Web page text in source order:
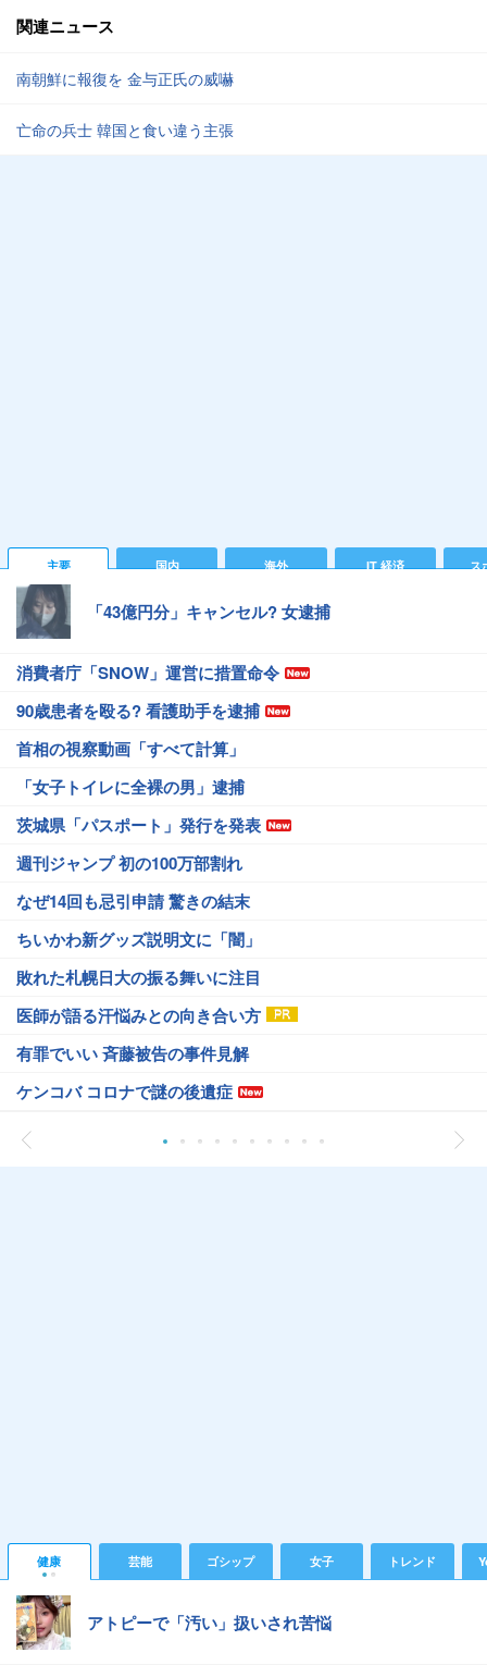
関連ニュース
南朝鮮に報復を 金与正氏の威嚇
亡命の兵士 韓国と食い違う主張
主要 国内 海外 IT 経済 ス
「43億円分」キャンセル? 女逮捕
消費者庁「SNOW」運営に措置命令
90歳患者を殴る? 看護助手を逮捕
首相の視察動画「すべて計算」
「女子トイレに全裸の男」逮捕
茨城県「パスポート」発行を発表
週刊ジャンプ 初の100万部割れ
なぜ14回も忌引申請 驚きの結末
ちいかわ新グッズ説明文に「闇」
敗れた札幌日大の振る舞いに注目
医師が語る汗悩みとの向き合い方
有罪でいい 斉藤被告の事件見解
ケンコバ コロナで謎の後遺症
健康 芸能 ゴシップ 女子 トレンド
アトピーで「汚い」扱いされ苦悩